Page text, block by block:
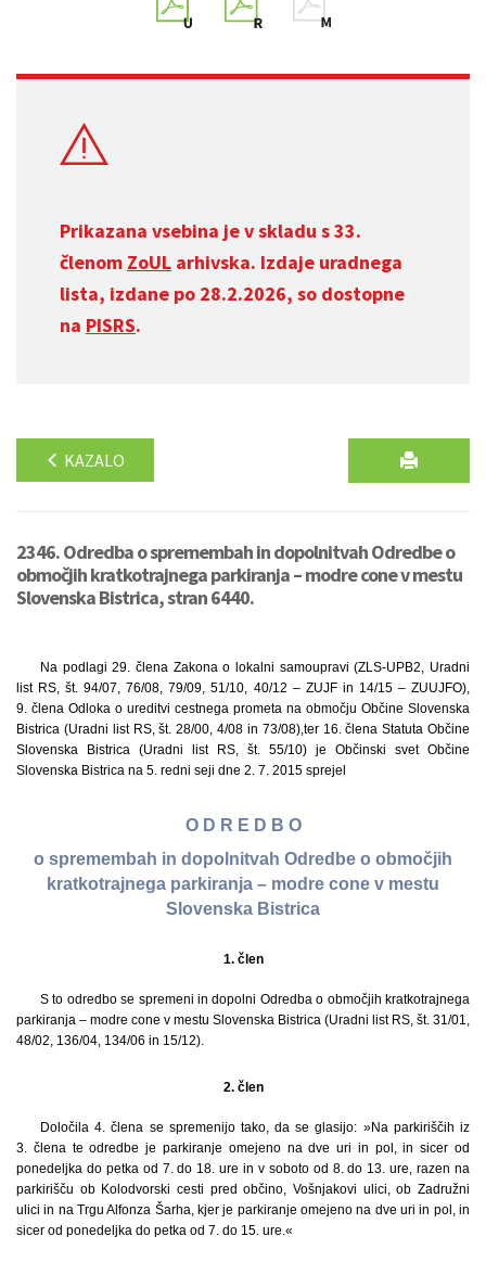
Prikazana vsebina je v skladu s 33.
členom ZoUL arhivska. Izdaje uradnega
lista, izdane po 28.2.2026, so dostopne
na PISRS.
KAZALO
2346. Odredba o spremembah in dopolnitvah Odredbe o
območjih kratkotrajnega parkiranja – modre cone v mestu
Slovenska Bistrica, stran 6440.
Na podlagi 29. člena Zakona o lokalni samoupravi (ZLS-UPB2, Uradni
list RS, št. 94/07, 76/08, 79/09, 51/10, 40/12 – ZUJF in 14/15 – ZUUJFO),
9. člena Odloka o ureditvi cestnega prometa na območju Občine Slovenska
Bistrica (Uradni list RS, št. 28/00, 4/08 in 73/08),ter 16. člena Statuta Občine
Slovenska Bistrica (Uradni list RS, št. 55/10) je Občinski svet Občine
Slovenska Bistrica na 5. redni seji dne 2. 7. 2015 sprejel
O D R E D B O
o spremembah in dopolnitvah Odredbe o območjih
kratkotrajnega parkiranja – modre cone v mestu
Slovenska Bistrica
1. člen
S to odredbo se spremeni in dopolni Odredba o območjih kratkotrajnega
parkiranja – modre cone v mestu Slovenska Bistrica (Uradni list RS, št. 31/01,
48/02, 136/04, 134/06 in 15/12).
2. člen
Določila 4. člena se spremenijo tako, da se glasijo: »Na parkiriščih iz
3. člena te odredbe je parkiranje omejeno na dve uri in pol, in sicer od
ponedeljka do petka od 7. do 18. ure in v soboto od 8. do 13. ure, razen na
parkirišču ob Kolodvorski cesti pred občino, Vošnjakovi ulici, ob Zadružni
ulici in na Trgu Alfonza Šarha, kjer je parkiranje omejeno na dve uri in pol, in
sicer od ponedeljka do petka od 7. do 15. ure.«